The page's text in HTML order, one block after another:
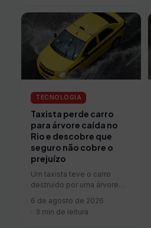
TECNOLOGIA
Taxista perde carro
para árvore caída no
Rio e descobre que
seguro não cobre o
prejuízo
Um taxista teve o carro
destruído por uma árvore
enquanto ele trafegava
pelo…
6 de agosto de 2026
3 min de leitura